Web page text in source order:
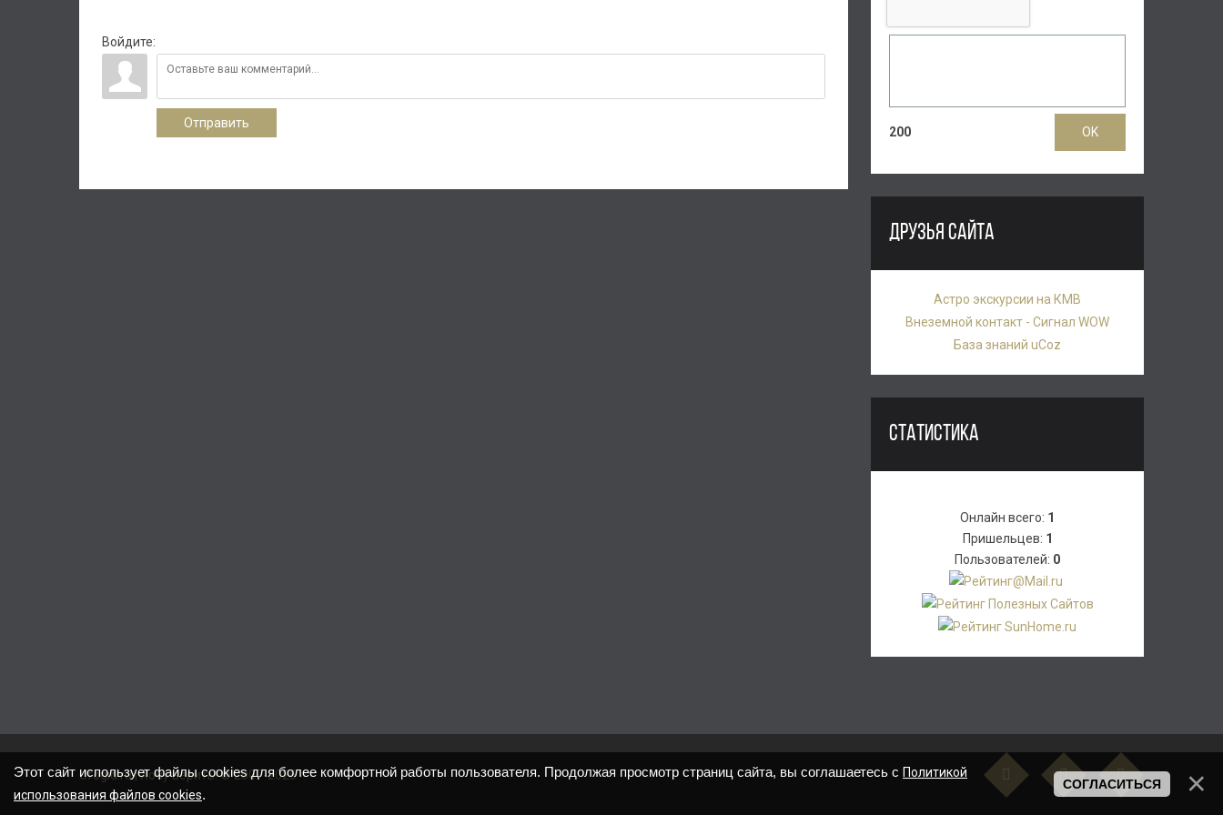
Войдите:
Отправить
200
ДРУЗЬЯ САЙТА
Астро экскурсии на КМВ
Внеземной контакт - Сигнал WOW
База знаний uCoz
СТАТИСТИКА
Онлайн всего: 1
Пришельцев: 1
Пользователей: 0
Ufogid.ru | Хочу верить! © 2007-2026
Этот сайт использует файлы cookies для более комфортной работы пользователя. Продолжая просмотр страниц сайта, вы соглашаетесь с Политикой
использования файлов cookies.
СОГЛАСИТЬСЯ